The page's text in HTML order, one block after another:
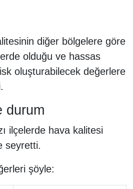
diğer bölgelere göre
olduğu ve hassas
oluşturabilecek değerlere
durum
ilçelerde hava kalitesi
seyretti.
şöyle: